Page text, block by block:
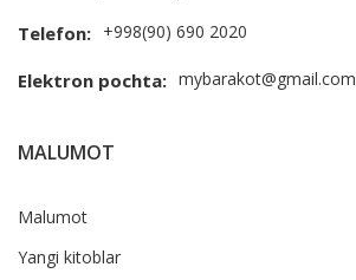
Telefon: +998(90) 690 2020
Elektron pochta: mybarakot@gmail.com
MALUMOT
Malumot
Yangi kitoblar